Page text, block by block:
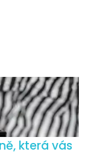
která vás